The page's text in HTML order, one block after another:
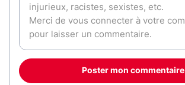
Poster mon commentaire